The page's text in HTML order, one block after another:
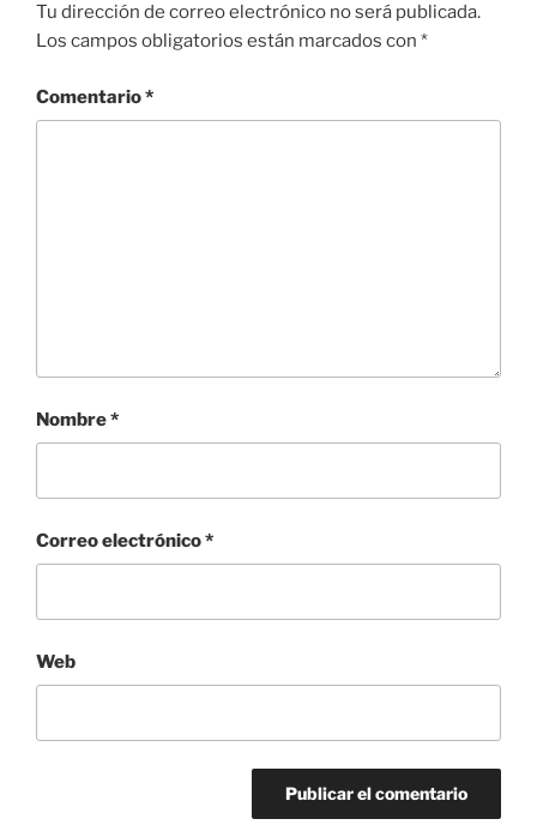
Tu dirección de correo electrónico no será publicada.
Los campos obligatorios están marcados con *
Comentario*
Nombre*
Correo electrónico*
Web